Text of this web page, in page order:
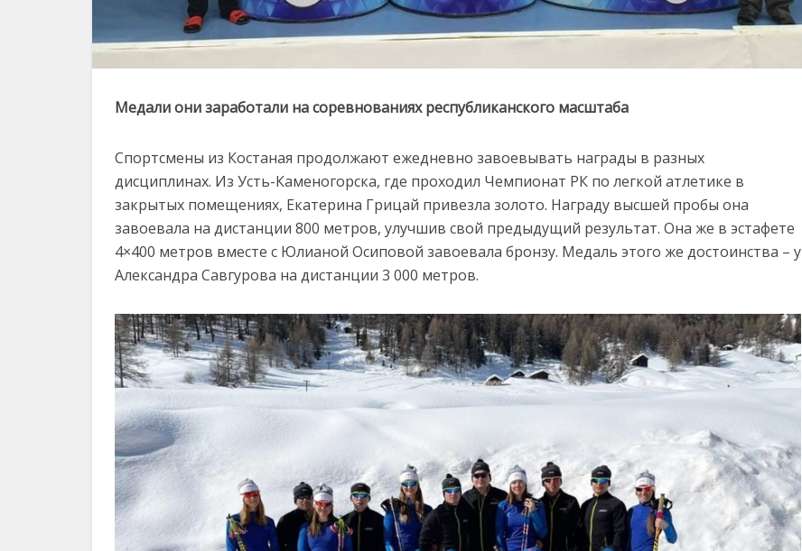
Медали они заработали на соревнованиях республиканского масштаба
Спортсмены из Костаная продолжают ежедневно завоевывать награды в разных
дисциплинах. Из Усть-Каменогорска, где проходил Чемпионат РК по легкой атлетике в
закрытых помещениях, Екатерина Грицай привезла золото. Награду высшей пробы она
завоевала на дистанции 800 метров, улучшив свой предыдущий результат. Она же в эстафете
4×400 метров вместе с Юлианой Осиповой завоевала бронзу. Медаль этого же достоинства – у
Александра Савгурова на дистанции 3 000 метров.